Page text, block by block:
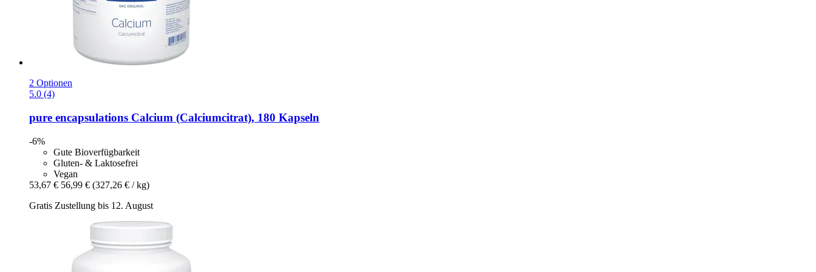
2 Optionen
5.0 (4)
pure encapsulations Calcium (Calciumcitrat), 180 Kapseln
-6%
Gute Bioverfügbarkeit
Gluten- & Laktosefrei
Vegan
53,67 € 56,99 € (327,26 € / kg)
Gratis Zustellung bis 12. August